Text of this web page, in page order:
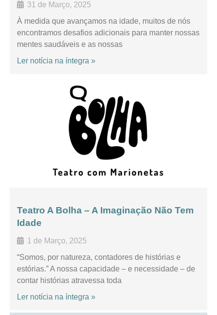
31 de Março, 2025
À medida que avançamos na idade, muitos de nós
encontramos desafios adicionais para manter nossas
mentes saudáveis e as nossas
Ler notícia na íntegra »
Teatro A Bolha – A Imaginação Não Tem
Idade
1 de Março, 2025
“Somos, por natureza, contadores de histórias e
estórias.” A nossa capacidade – e necessidade – de
contar histórias atravessa toda
Ler notícia na íntegra »